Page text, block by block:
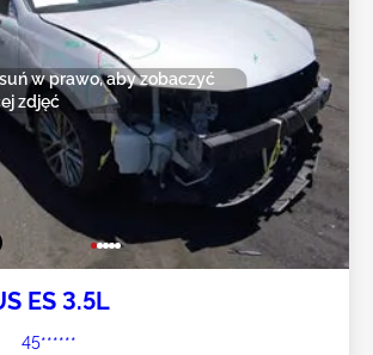
w prawo, aby zobaczyć
zdjęć
ES 3.5L
45******